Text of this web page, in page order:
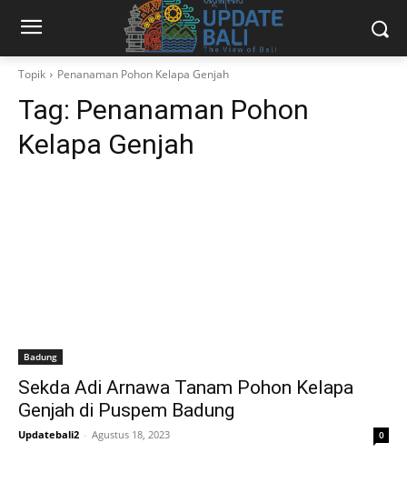
Topik Penanaman Pohon Kelapa Genjah
Tag: Penanaman Pohon
Kelapa Genjah
Badung
Sekda Adi Arnawa Tanam Pohon Kelapa
Genjah di Puspem Badung
Updatebali2 - Agustus 18, 2023 0